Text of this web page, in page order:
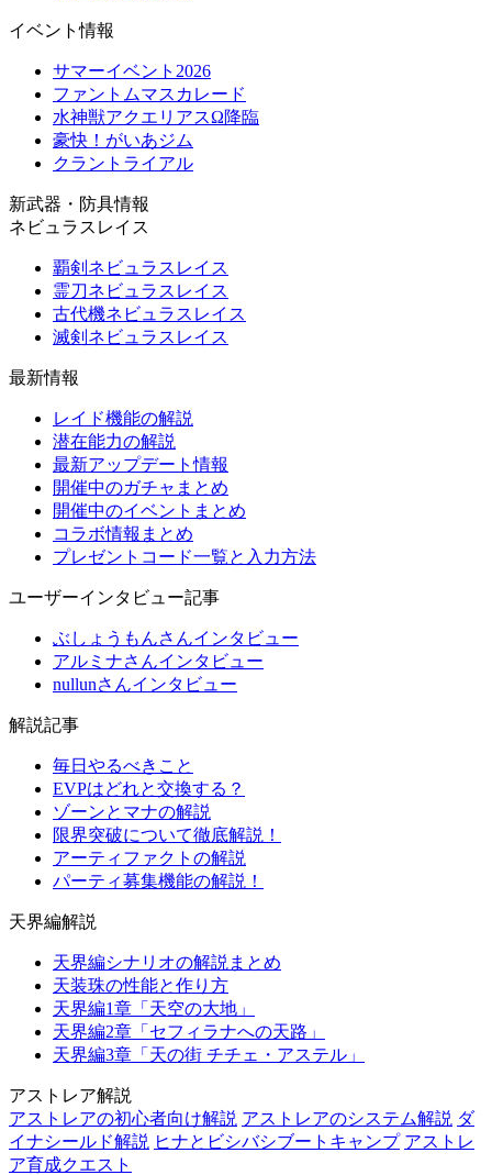
イベント情報
サマーイベント2026
ファントムマスカレード
水神獣アクエリアスΩ降臨
豪快！がいあジム
クラントライアル
新武器・防具情報
ネビュラスレイス
覇剣ネビュラスレイス
霊刀ネビュラスレイス
古代機ネビュラスレイス
滅剣ネビュラスレイス
最新情報
レイド機能の解説
潜在能力の解説
最新アップデート情報
開催中のガチャまとめ
開催中のイベントまとめ
コラボ情報まとめ
プレゼントコード一覧と入力方法
ユーザーインタビュー記事
ぶしょうもんさんインタビュー
アルミナさんインタビュー
nullunさんインタビュー
解説記事
毎日やるべきこと
EVPはどれと交換する？
ゾーンとマナの解説
限界突破について徹底解説！
アーティファクトの解説
パーティ募集機能の解説！
天界編解説
天界編シナリオの解説まとめ
天装珠の性能と作り方
天界編1章「天空の大地」
天界編2章「セフィラナへの天路」
天界編3章「天の街 チチェ・アステル」
アストレア解説
アストレアの初心者向け解説 アストレアのシステム解説 ダ
イナシールド解説 ヒナとビシバシブートキャンプ アストレ
ア育成クエスト